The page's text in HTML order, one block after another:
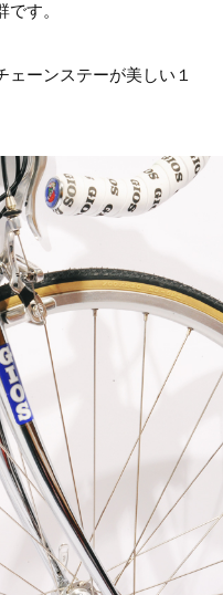
す。
ェーンステーが美しい１